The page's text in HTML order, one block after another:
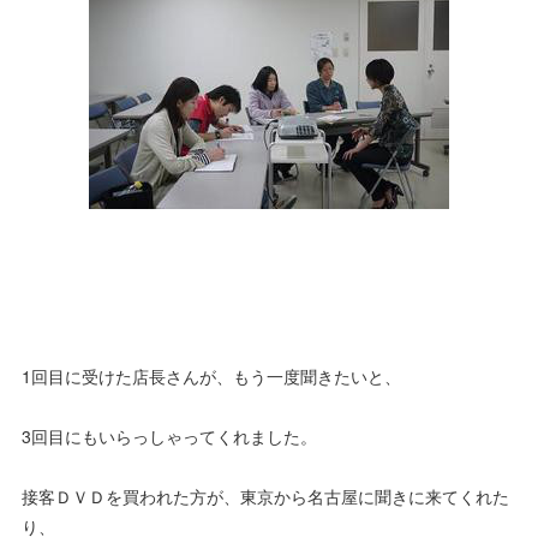
1回目に受けた店長さんが、もう一度聞きたいと、
3回目にもいらっしゃってくれました。
接客ＤＶＤを買われた方が、東京から名古屋に聞きに来てくれた
り、